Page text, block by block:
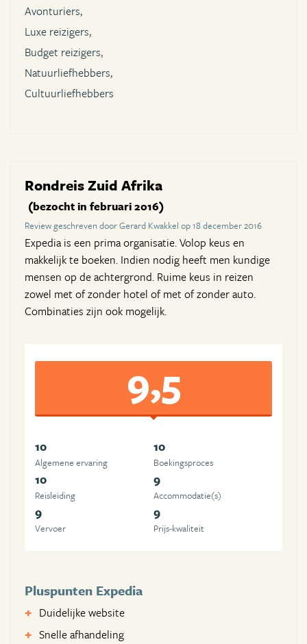
Avonturiers,
Luxe reizigers,
Budget reizigers,
Natuurliefhebbers,
Cultuurliefhebbers
Rondreis Zuid Afrika
(bezocht in februari 2016)
Review geschreven door Gerard Kwakkel op 18 december 2016
Expedia is een prima organisatie. Volop keus en
makkelijk te boeken. Indien nodig heeft men kundige
mensen op de achtergrond. Ruime keus in reizen
zowel met of zonder hotel of met of zonder auto.
Combinaties zijn ook mogelijk.
9,5
10
Algemene ervaring
10
Boekingsproces
10
Reisleiding
9
Accommodatie(s)
9
Vervoer
9
Prijs-kwaliteit
Pluspunten Expedia
Duidelijke website
Snelle afhandeling